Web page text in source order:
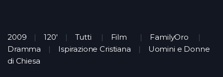
2009 120' Tutti Film
FamilyOro
Dramma
Ispirazione Cristiana
Uomini e Donne
di Chiesa